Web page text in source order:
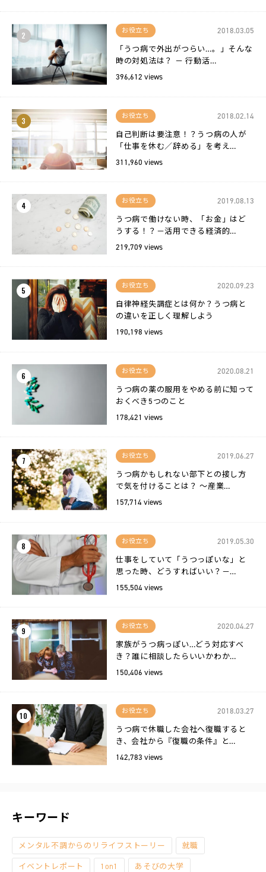
2 お役立ち
2018.03.05
「うつ病で外出がつらい…。」そんな
時の対処法は？ － 行動活…
396,612 views
3 お役立ち
2018.02.14
自己判断は要注意！？うつ病の人が
「仕事を休む／辞める」を考え…
311,960 views
4 お役立ち
2019.08.13
うつ病で働けない時、「お金」はど
うする！？－活用できる経済的…
219,709 views
5 お役立ち
2020.09.23
自律神経失調症とは何か？うつ病と
の違いを正しく理解しよう
190,198 views
6 お役立ち
2020.08.21
うつ病の薬の服用をやめる前に知って
おくべき5つのこと
178,421 views
7 お役立ち
2019.06.27
うつ病かもしれない部下との接し方
で気を付けることは？ 〜産業…
157,714 views
8 お役立ち
2019.05.30
仕事をしていて「うつっぽいな」と
思った時、どうすればいい？－…
155,504 views
9 お役立ち
2020.04.27
家族がうつ病っぽい…どう対応すべ
き？誰に相談したらいいかわか…
150,406 views
10 お役立ち
2018.03.27
うつ病で休職した会社へ復職すると
き、会社から『復職の条件』と…
142,783 views
キーワード
メンタル不調からのリライフストーリー 就職
イベントレポート 1on1 あそびの大学